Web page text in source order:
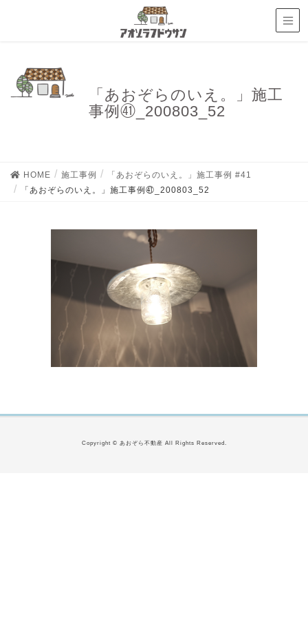
「あおぞらのいえ。」施工
事例㊶_200803_52
HOME 施工事例
「あおぞらのいえ。」施工事例 #41
「あおぞらのいえ。」施工事例㊶_200803_52
Copyright © あおぞら不動産 All Rights Reserved.